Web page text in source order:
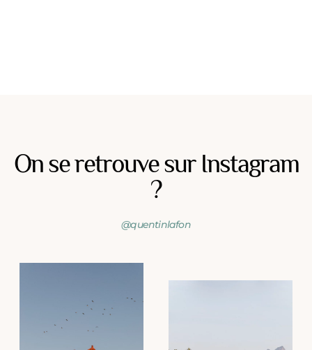
On se retrouve sur Instagram
?
@quentinlafon